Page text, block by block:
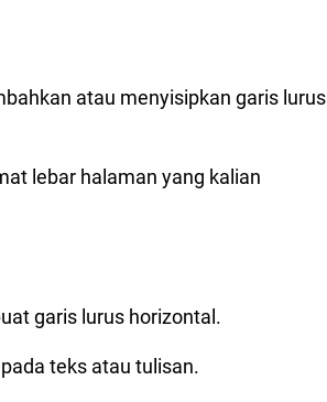
atau menyisipkan garis lurus
lebar halaman yang kalian
garis lurus horizontal.
teks atau tulisan.